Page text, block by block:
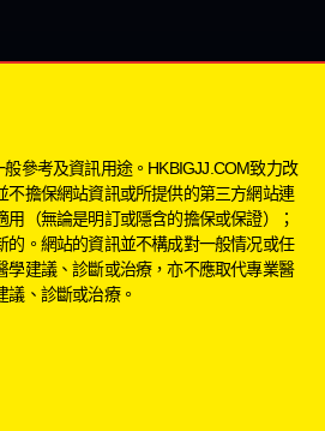
參考及資訊用途。HKBIGJJ.COM致力改
不擔保網站資訊或所提供的第三方網站連
（無論是明訂或隱含的擔保或保證）；
的。網站的資訊並不構成對一般情况或任
學建議、診斷或治療，亦不應取代專業醫
議、診斷或治療。